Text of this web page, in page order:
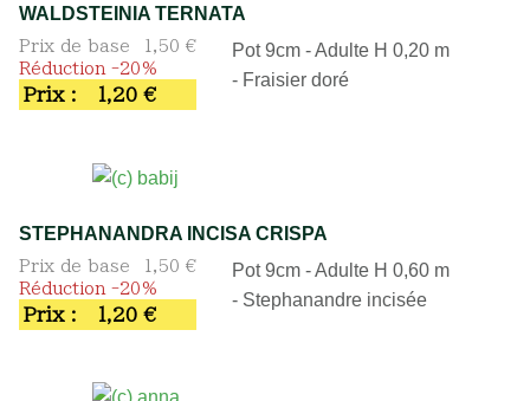
WALDSTEINIA TERNATA
Prix de base
1,50 €
Réduction -20%
Prix : 1,20 €
Pot 9cm - Adulte H 0,20 m
- Fraisier doré
STEPHANANDRA INCISA CRISPA
Prix de base
1,50 €
Réduction -20%
Prix : 1,20 €
Pot 9cm - Adulte H 0,60 m
- Stephanandre incisée